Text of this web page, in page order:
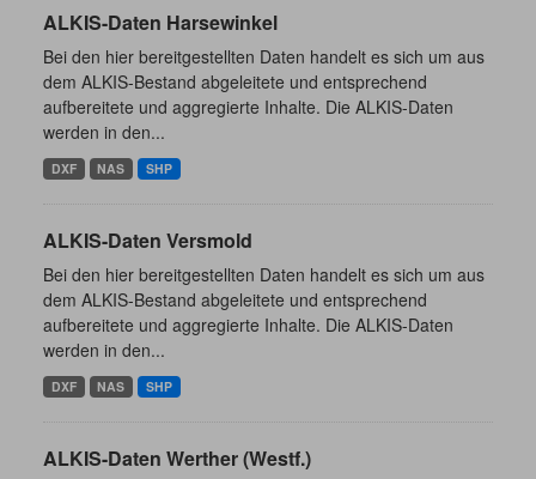
ALKIS-Daten Harsewinkel
Bei den hier bereitgestellten Daten handelt es sich um aus
dem ALKIS-Bestand abgeleitete und entsprechend
aufbereitete und aggregierte Inhalte. Die ALKIS-Daten
werden in den...
DXF NAS SHP
ALKIS-Daten Versmold
Bei den hier bereitgestellten Daten handelt es sich um aus
dem ALKIS-Bestand abgeleitete und entsprechend
aufbereitete und aggregierte Inhalte. Die ALKIS-Daten
werden in den...
DXF NAS SHP
ALKIS-Daten Werther (Westf.)